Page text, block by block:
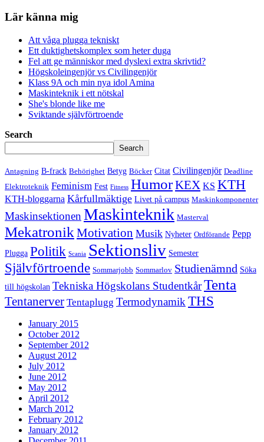
Lär känna mig
Att våga plugga tekniskt
Ett duktighetskomplex som heter duga
Fel att ge människor med dyslexi extra skrivtid?
Högskoleingenjör vs Civilingenjör
Klass 9A och min nya idol Amina
Maskinteknik i ett nötskal
She's blonde like me
Sviktande självförtroende
Search
Search
Antagning B-frack Behörighet Betyg Böcker Citat Civilingenjör Deadline
Elektroteknik Feminism Fest Fitness HumorKEX KS KTH
KTH-bloggarna Kårfullmäktige Livet på campus Maskinkomponenter
Maskinsektionen Maskinteknik Masterval
Mekatronik Motivation Musik Nyheter Ordförande Pepp
Plugga Politik Scania Sektionsliv Semester
Självförtroende Sommarjobb Sommarlov Studienämnd Söka
till högskolan Tekniska Högskolans StudentkårTenta
Tentanerver Tentaplugg Termodynamik THS
January 2015
October 2012
September 2012
August 2012
July 2012
June 2012
May 2012
April 2012
March 2012
February 2012
January 2012